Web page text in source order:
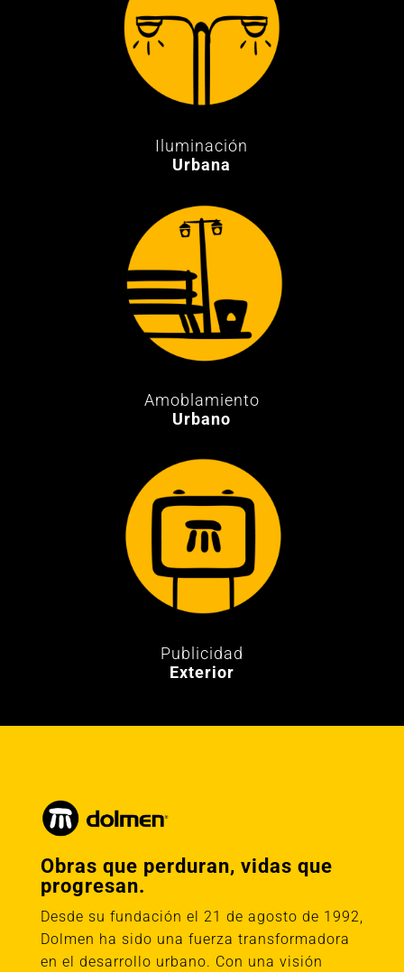
Iluminación
Urbana
Amoblamiento
Urbano
Publicidad
Exterior
Obras que perduran, vidas que
progresan.
Desde su fundación el 21 de agosto de 1992,
Dolmen ha sido una fuerza transformadora
en el desarrollo urbano. Con una visión